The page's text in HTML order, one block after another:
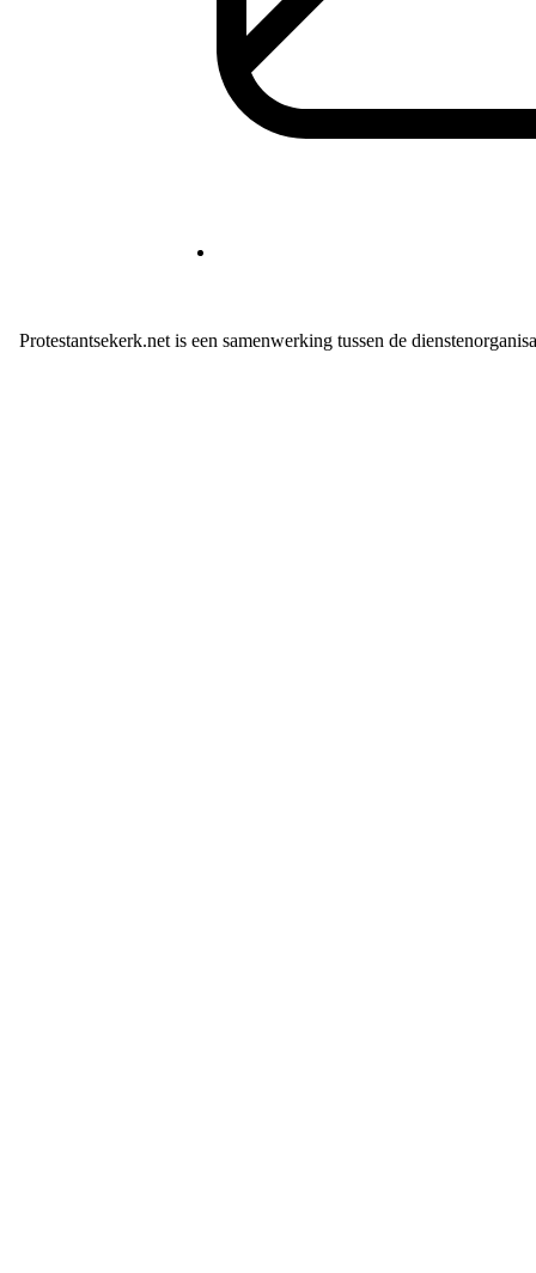
Protestantsekerk.net is een samenwerking tussen de